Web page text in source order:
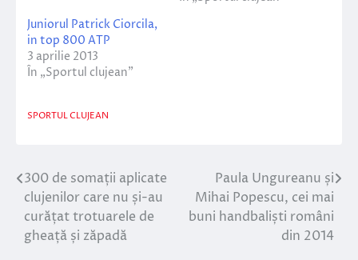
Juniorul Patrick Ciorcila,
in top 800 ATP
3 aprilie 2013
În „Sportul clujean”
SPORTUL CLUJEAN
Navigare
în
articole
300 de somații aplicate
clujenilor care nu și-au
curățat trotuarele de
gheață și zăpadă
Paula Ungureanu și
Mihai Popescu, cei mai
buni handbaliști români
din 2014